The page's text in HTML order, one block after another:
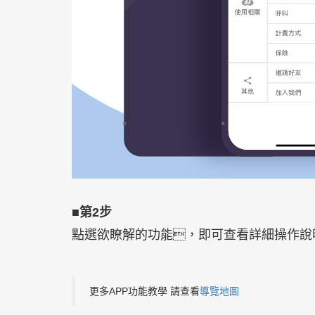
■第2步
點選欲瞭解的功能，即可查看詳細操作說
更多APP功能教學 請查看導覽地圖